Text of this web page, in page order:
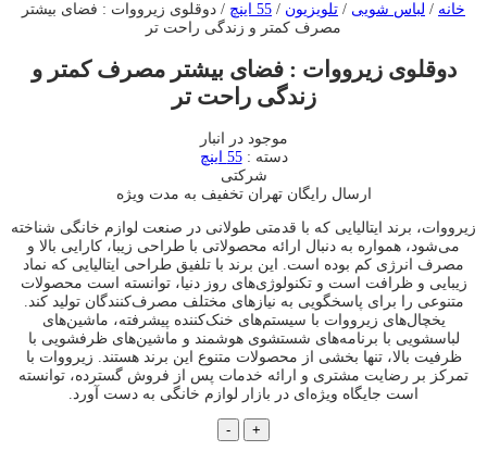
خانه / لباس شویی / تلویزیون / 55 اینچ
/ دوقلوی زیرووات : فضای بیشتر
مصرف کمتر و زندگی راحت تر
دوقلوی زیرووات : فضای بیشتر مصرف کمتر و
زندگی راحت تر
موجود در انبار
دسته :55 اینچ
شرکتی
ارسال رایگان تهرانتخفیف به مدت ویژه
زیرووات، برند ایتالیایی که با قدمتی طولانی در صنعت لوازم خانگی شناخته
می‌شود، همواره به دنبال ارائه محصولاتی با طراحی زیبا، کارایی بالا و
مصرف انرژی کم بوده است. این برند با تلفیق طراحی ایتالیایی که نماد
زیبایی و ظرافت است و تکنولوژی‌های روز دنیا، توانسته است محصولات
متنوعی را برای پاسخگویی به نیازهای مختلف مصرف‌کنندگان تولید کند.
یخچال‌های زیرووات با سیستم‌های خنک‌کننده پیشرفته، ماشین‌های
لباسشویی با برنامه‌های شستشوی هوشمند و ماشین‌های ظرفشویی با
ظرفیت بالا، تنها بخشی از محصولات متنوع این برند هستند. زیرووات با
تمرکز بر رضایت مشتری و ارائه خدمات پس از فروش گسترده، توانسته
است جایگاه ویژه‌ای در بازار لوازم خانگی به دست آورد.
دوقلوی
زیرووات
+
-